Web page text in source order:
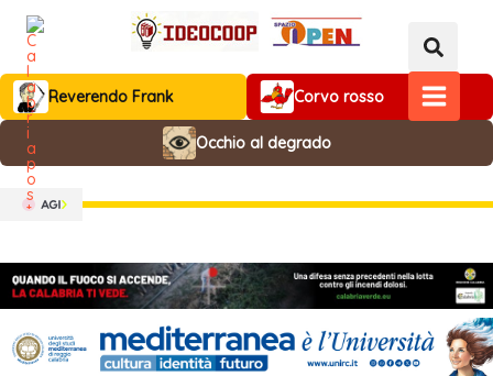
contenuto
MAIN
Reverendo Frank Corvo rosso
Occhio al degrado